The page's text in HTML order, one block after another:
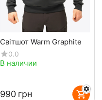
Світшот Warm Graphite
0.0
В наличии
‍990‍ грн